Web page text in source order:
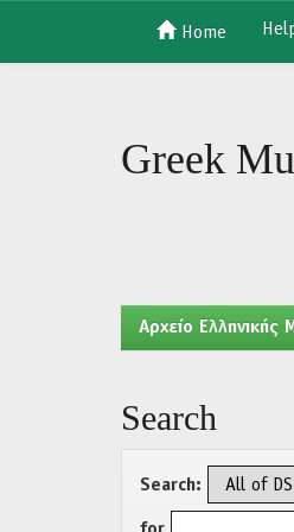
Home
Greek
Aρχείο Ελληνικής
Search
Search: